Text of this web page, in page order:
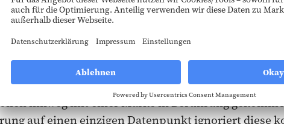
Problem der Attribution Bias ist die Praxis,
(ich schaue dich an, Google Ads!) – die gesamte
Verkauf zu geben. In Wirklichkeit sind Kunden oft
hinweg mit einer Marke in Berührung
auf einen einzigen Datenpunkt ignoriert diese